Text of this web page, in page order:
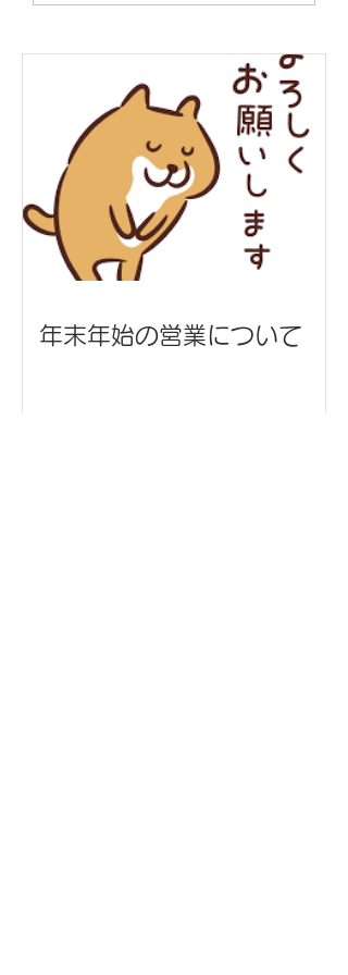
ターハウジング 様
年末年始の営業について